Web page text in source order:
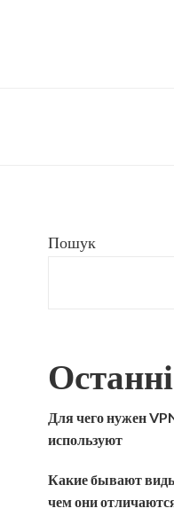
Пошук
Для чего нужен
используют
Какие бывают
чем они